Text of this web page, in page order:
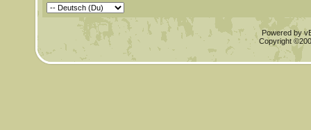
Powered by
Copyright